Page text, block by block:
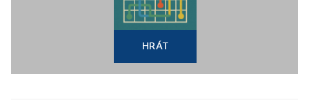
HRÁT